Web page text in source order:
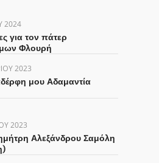
2024
για τον πάτερ
Φλουρή
2023
μου Αδαμαντία
2023
Αλεξάνδρου Σαμόλη